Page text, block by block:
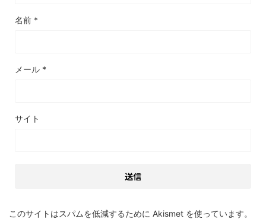
名前 *
メール *
サイト
このサイトはスパムを低減するために Akismet を使っています。